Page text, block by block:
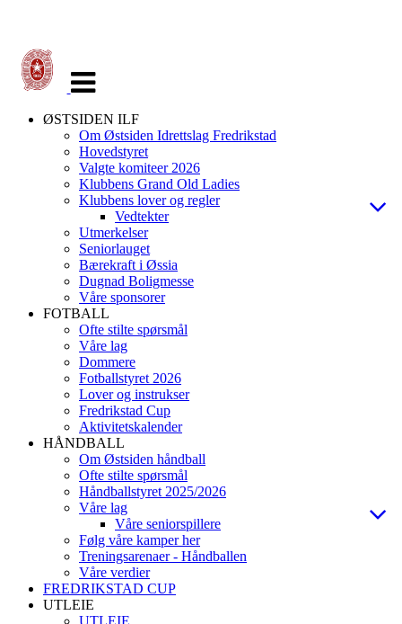
navigasjon
ØSTSIDEN ILF
Om Østsiden Idrettslag Fredrikstad
Hovedstyret
Valgte komiteer 2026
Klubbens Grand Old Ladies
Klubbens lover og regler
Vedtekter
Utmerkelser
Seniorlauget
Bærekraft i Øssia
Dugnad Boligmesse
Våre sponsorer
FOTBALL
Ofte stilte spørsmål
Våre lag
Dommere
Fotballstyret 2026
Lover og instrukser
Fredrikstad Cup
Aktivitetskalender
HÅNDBALL
Om Østsiden håndball
Ofte stilte spørsmål
Håndballstyret 2025/2026
Våre lag
Våre seniorspillere
Følg våre kamper her
Treningsarenaer - Håndballen
Våre verdier
FREDRIKSTAD CUP
UTLEIE
UTLEIE